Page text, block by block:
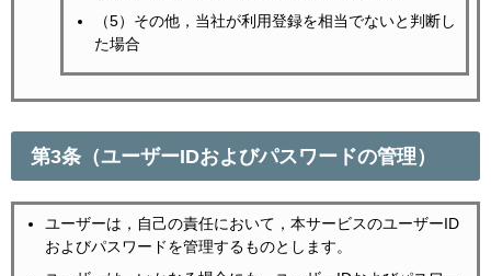
（5）その他，当社が利用登録を相当でないと判断し
た場合
第3条（ユーザーIDおよびパスワードの管理）
ユーザーは，自己の責任において，本サービスのユーザーID
およびパスワードを管理するものとします。